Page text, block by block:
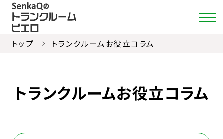
店舗・料金検索
ご利用ガイド
トップ トランクルームお役立コラム
トランクルームお役立コラム